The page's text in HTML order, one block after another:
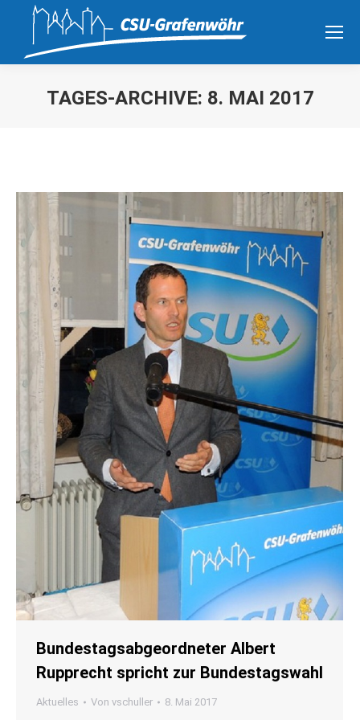
TAGES-ARCHIVE: 8. MAI 2017
Bundestagsabgeordneter Albert
Rupprecht spricht zur Bundestagswahl
Aktuelles Von vschuller 8. Mai 2017